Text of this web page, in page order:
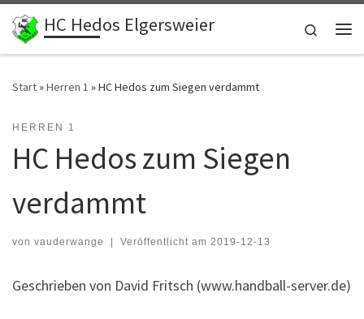
Zum Inhalt springen
HC Hedos Elgersweier
Search
Start»Herren 1 »HC Hedos zum Siegen verdammt
HERREN 1
HC Hedos zum Siegen
verdammt
von vauderwange | Veröffentlicht am 2019-12-13
Geschrieben von David Fritsch (www.handball-server.de)